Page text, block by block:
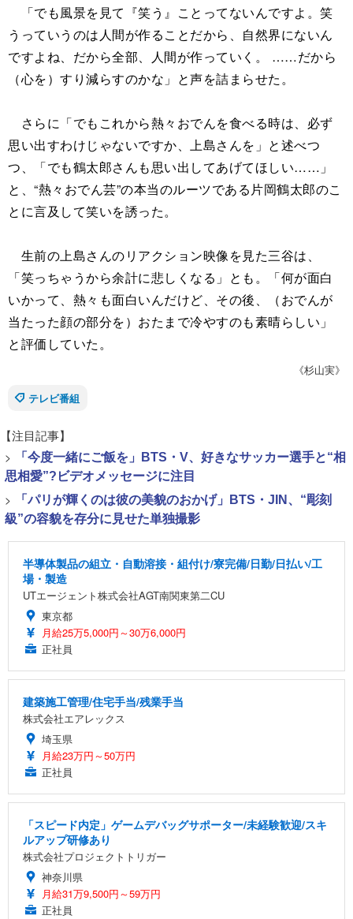
「でも風景を見て『笑う』ことってないんですよ。笑
うっていうのは人間が作ることだから、自然界にないん
ですよね、だから全部、人間が作っていく。 ……だから
（心を）すり減らすのかな」と声を詰まらせた。
さらに「でもこれから熱々おでんを食べる時は、必ず
思い出すわけじゃないですか、上島さんを」と述べつ
つ、「でも鶴太郎さんも思い出してあげてほしい……」
と、“熱々おでん芸”の本当のルーツである片岡鶴太郎のこ
とに言及して笑いを誘った。
生前の上島さんのリアクション映像を見た三谷は、
「笑っちゃうから余計に悲しくなる」とも。「何が面白
いかって、熱々も面白いんだけど、その後、（おでんが
当たった顔の部分を）おたまで冷やすのも素晴らしい」
と評価していた。
《杉山実》
テレビ番組
【注目記事】
>
「今度一緒にご飯を」BTS・V、好きなサッカー選手と“相
思相愛”?ビデオメッセージに注目
>
「パリが輝くのは彼の美貌のおかげ」BTS・JIN、“彫刻
級”の容貌を存分に見せた単独撮影
半導体製品の組立・自動溶接・組付け/寮完備/日勤/日払い/工
場・製造
UTエージェント株式会社AGT南関東第二CU
東京都
月給25万5,000円～30万6,000円
正社員
建築施工管理/住宅手当/残業手当
株式会社エアレックス
埼玉県
月給23万円～50万円
正社員
「スピード内定」ゲームデバッグサポーター/未経験歓迎/スキ
ルアップ研修あり
株式会社プロジェクトトリガー
神奈川県
月給31万9,500円～59万円
正社員